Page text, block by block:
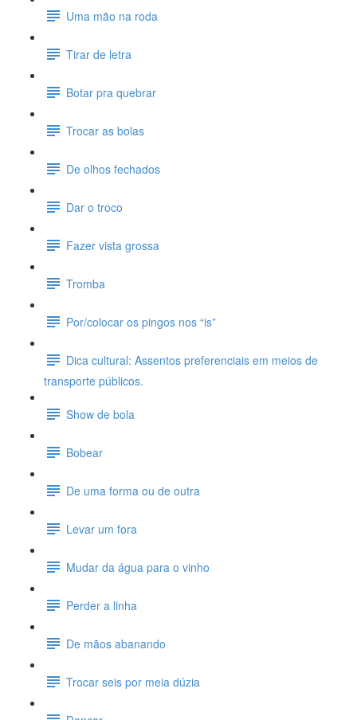
Uma mão na roda
Tirar de letra
Botar pra quebrar
Trocar as bolas
De olhos fechados
Dar o troco
Fazer vista grossa
Tromba
Por/colocar os pingos nos “is”
Dica cultural: Assentos preferenciais em meios de
transporte públicos.
Show de bola
Bobear
De uma forma ou de outra
Levar um fora
Mudar da água para o vinho
Perder a linha
De mãos abanando
Trocar seis por meia dúzia